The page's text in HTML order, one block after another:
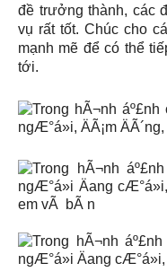
đề trưởng thành, các
vụ rất tốt. Chúc cho
mạnh mẽ để có thể
tới.